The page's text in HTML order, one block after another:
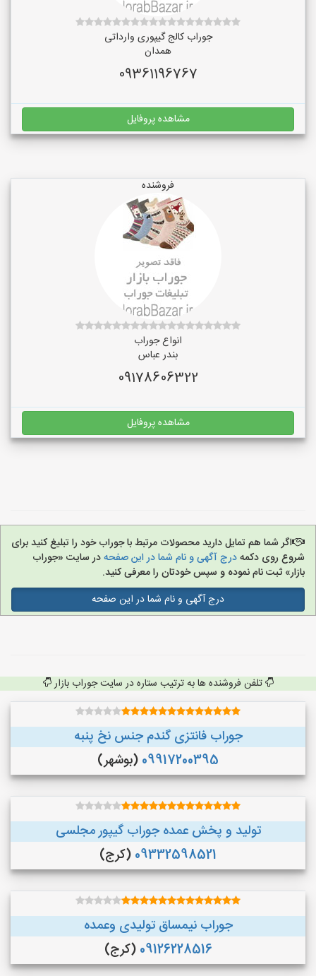
جوراب کالج گیپوری وارداتی
همدان
09361196767
مشاهده پروفایل
فروشنده
انواع جوراب
بندر عباس
09178606322
مشاهده پروفایل
اگر شما هم تمایل دارید محصولات مرتبط با جوراب خود را تبلیغ کنید برای
شروع روی دکمهدرج آگهی و نام شما در این صفحهدر سایت «جوراب
بازار» ثبت نام نموده و سپس خودتان را معرفی کنید.
درج آگهی و نام شما در این صفحه
تلفن فروشنده ها به ترتیب ستاره در سایت جوراب بازار
جوراب فانتزی گندم جنس نخ پنبه
09917200395 (بوشهر)
تولید و پخش عمده جوراب گیپور مجلسی
09332598521 (کرج)
جوراب نیمساق تولیدی وعمده
09126228516 (کرج)